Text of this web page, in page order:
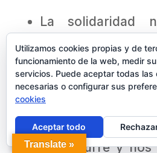
La solidaridad
renovar nuestra
pasan de largo
eran personas
que el hecho de
garantiza vivir
agrada. A veces,
de que nuestra fe
que aburre y nos
Translate »
Utilizamos cookies propias y de
funcionamiento de la web, medir
servicios. Puede aceptar todas las
necesarias o configurar sus
cookies
Aceptar todo